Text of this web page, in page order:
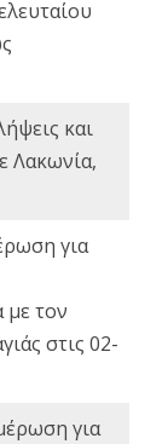
και
Λακωνία,
για
τον
στις 02-
για